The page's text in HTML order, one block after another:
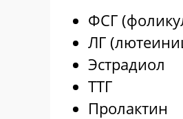
ФСГ
ЛГ
Эстрадиол
ТТГ
Пролактин